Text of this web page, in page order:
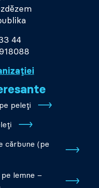
44
peleți
cărbune (pe
lemne –